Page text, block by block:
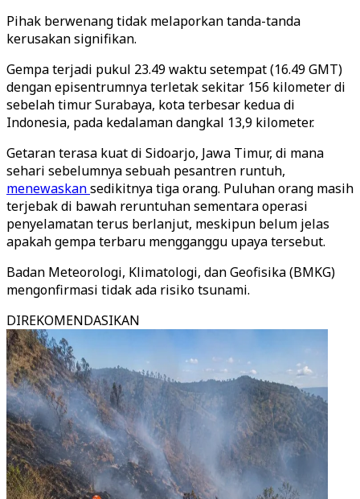
Pihak berwenang tidak melaporkan tanda-tanda
kerusakan signifikan.
Gempa terjadi pukul 23.49 waktu setempat (16.49 GMT)
dengan episentrumnya terletak sekitar 156 kilometer di
sebelah timur Surabaya, kota terbesar kedua di
Indonesia, pada kedalaman dangkal 13,9 kilometer.
Getaran terasa kuat di Sidoarjo, Jawa Timur, di mana
sehari sebelumnya sebuah pesantren runtuh,
menewaskansedikitnya tiga orang. Puluhan orang masih
terjebak di bawah reruntuhan sementara operasi
penyelamatan terus berlanjut, meskipun belum jelas
apakah gempa terbaru mengganggu upaya tersebut.
Badan Meteorologi, Klimatologi, dan Geofisika (BMKG)
mengonfirmasi tidak ada risiko tsunami.
DIREKOMENDASIKAN